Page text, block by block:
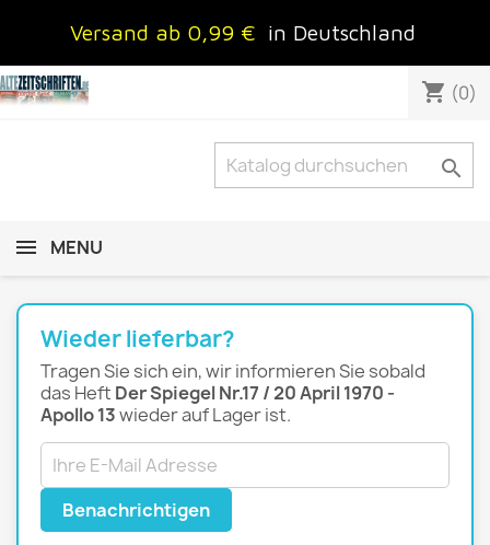
Versand ab 0,99 € in Deutschland
shopping_cart (0)

MENU
Wieder lieferbar?
Tragen Sie sich ein, wir informieren Sie sobald
das Heft Der Spiegel Nr.17 / 20 April 1970 -
Apollo 13wieder auf Lager ist.
Benachrichtigen